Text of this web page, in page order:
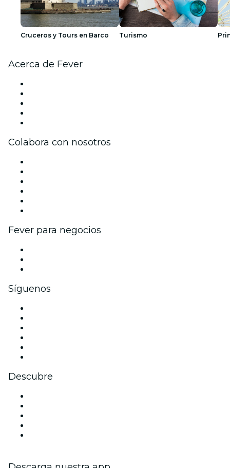
Cruceros y Tours en Barco Turismo
Acerca de Fever
Colabora con nosotros
Fever para negocios
Síguenos
Descubre